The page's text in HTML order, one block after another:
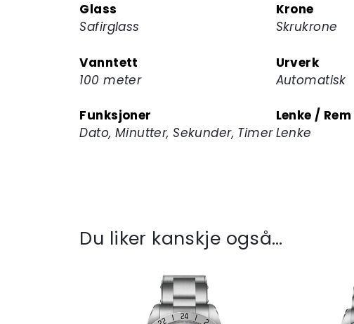
Glass
Safirglass
Krone
Skrukrone
Vanntett
100 meter
Urverk
Automatisk
Funksjoner
Dato, Minutter, Sekunder, Timer
Lenke / Rem
Lenke
Du liker kanskje også…